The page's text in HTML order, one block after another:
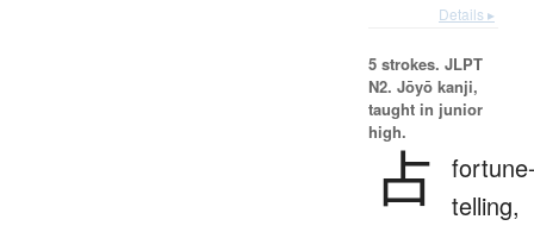
Details ▸
5 strokes. JLPT
N2. Jōyō kanji,
taught in junior
high.
占
telling,